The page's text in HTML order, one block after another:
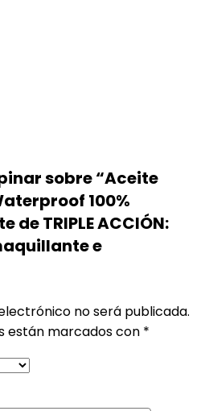
sobre “Aceite
100%
de TRIPLE ACCIÓN:
e
no será publicada.
están marcados con *